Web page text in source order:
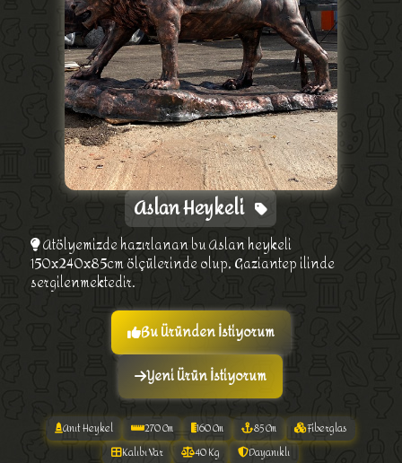
Aslan Heykeli
Atölyemizde hazırlanan bu Aslan heykeli
150x240x85cm ölçülerinde olup, Gaziantep ilinde
sergilenmektedir.
Bu Üründen İstiyorum
Yeni Ürün İstiyorum
Anıt Heykel 270 Cm 160 Cm 85 Cm
Fiberglas
Kalıbı Var
40 Kg Dayanıklı